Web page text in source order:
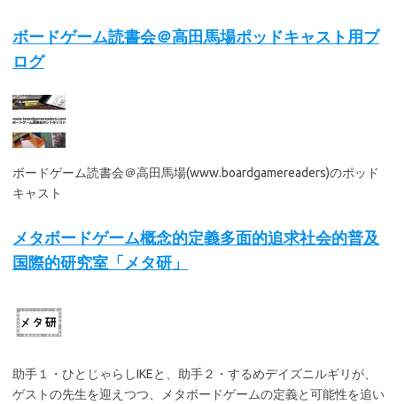
ボードゲーム読書会＠高田馬場ポッドキャスト用ブ
ログ
ボードゲーム読書会＠高田馬場(www.boardgamereaders)のポッド
キャスト
メタボードゲーム概念的定義多面的追求社会的普及
国際的研究室「メタ研」
助手１・ひとじゃらしIKEと、助手２・するめデイズニルギリが、
ゲストの先生を迎えつつ、メタボードゲームの定義と可能性を追い